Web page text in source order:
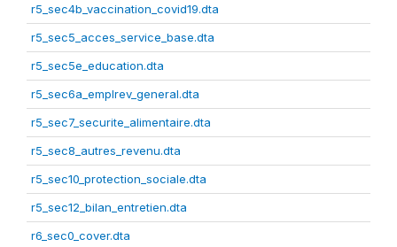
r5_sec4b_vaccination_covid19.dta
r5_sec5_acces_service_base.dta
r5_sec5e_education.dta
r5_sec6a_emplrev_general.dta
r5_sec7_securite_alimentaire.dta
r5_sec8_autres_revenu.dta
r5_sec10_protection_sociale.dta
r5_sec12_bilan_entretien.dta
r6_sec0_cover.dta